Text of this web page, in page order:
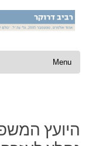
Skip to content
היועץ